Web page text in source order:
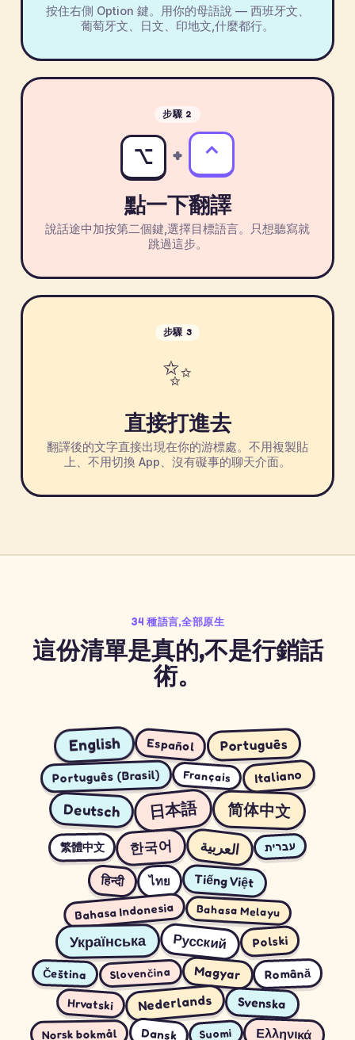
按住右側 Option 鍵。用你的母語說 — 西班牙文、
葡萄牙文、日文、印地文,什麼都行。
步驟 2
⌥ + ⌃
點一下翻譯
說話途中加按第二個鍵,選擇目標語言。只想聽寫就
跳過這步。
步驟 3
✨
直接打進去
翻譯後的文字直接出現在你的游標處。不用複製貼
上、不用切換 App、沒有礙事的聊天介面。
34 種語言,全部原生
這份清單是真的,不是行銷話
術。
English Español Português
Português (Brasil) Français Italiano
Deutsch 日本語 简体中文
繁體中文 한국어 العربية עברית
हिन्दी ไทย Tiếng Việt
Bahasa Indonesia Bahasa Melayu
Українська Русский Polski
Čeština Slovenčina Magyar Română
Hrvatski Nederlands Svenska
Norsk bokmål Dansk Suomi Ελληνικά